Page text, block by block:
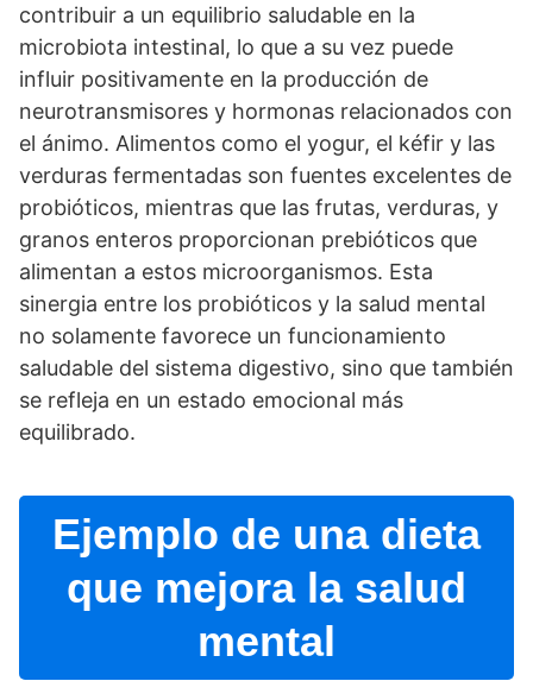
contribuir a un equilibrio saludable en la
microbiota intestinal, lo que a su vez puede
influir positivamente en la producción de
neurotransmisores y hormonas relacionados con
el ánimo. Alimentos como el yogur, el kéfir y las
verduras fermentadas son fuentes excelentes de
probióticos, mientras que las frutas, verduras, y
granos enteros proporcionan prebióticos que
alimentan a estos microorganismos. Esta
sinergia entre los probióticos y la salud mental
no solamente favorece un funcionamiento
saludable del sistema digestivo, sino que también
se refleja en un estado emocional más
equilibrado.
Ejemplo de una dieta
que mejora la salud
mental